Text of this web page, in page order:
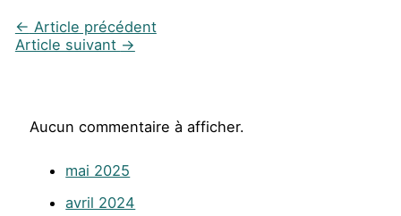
← Article précédent
Article suivant →
Aucun commentaire à afficher.
mai 2025
avril 2024